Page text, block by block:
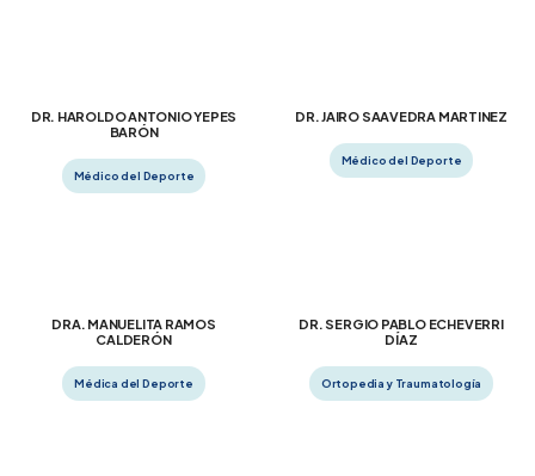
DR. HAROLDO ANTONIO YEPES
BARÓN
Médico del Deporte
DR. JAIRO SAAVEDRA MARTINEZ
Médico del Deporte
DRA. MANUELITA RAMOS
CALDERÓN
Médica del Deporte
DR. SERGIO PABLO ECHEVERRI
DÍAZ
Ortopedia y Traumatología